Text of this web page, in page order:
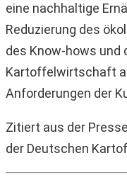
eine nachhaltige
Reduzierung des
des Know-hows und
Kartoffelwirtschaft
Anforderungen der
Zitiert aus der
der Deutschen